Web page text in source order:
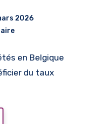
PME
2026
en Belgique
du taux